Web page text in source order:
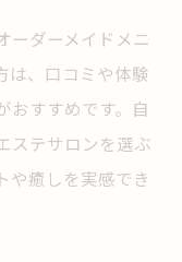
ーダーメイドメニ
は、口コミや体験
おすすめです。自
ステサロンを選ぶ
や癒しを実感でき